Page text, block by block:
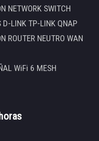
NETWORK SWITCH
D-LINK TP-LINK QNAP
ROUTER NEUTRO WAN
WiFi 6 MESH